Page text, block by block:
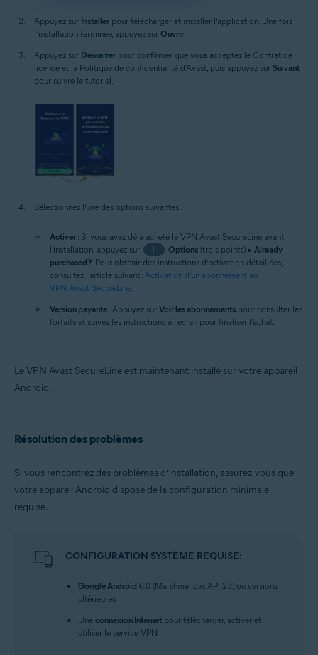
Appuyez sur Installer pour télécharger et installer l’application. Une fois
l’installation terminée, appuyez sur Ouvrir.
Appuyez sur Démarrer pour confirmer que vous acceptez le Contrat de
licence et la Politique de confidentialité d'Avast, puis appuyez sur Suivant
pour suivre le tutoriel.
Sélectionnez l’une des options suivantes :
Activer : Si vous avez déjà acheté le VPN Avast SecureLine avant
l'installation, appuyez sur
⋮ Options(trois points) ▸ Already
purchased? . Pour obtenir des instructions d’activation détaillées,
consultez l’article suivant : Activation d’un abonnement au
VPN Avast SecureLine
Version payante : Appuyez sur Voir les abonnements pour consulter les
forfaits et suivez les instructions à l’écran pour finaliser l’achat.
Le VPN Avast SecureLine est maintenant installé sur votre appareil
Android.
Résolution des problèmes
Si vous rencontrez des problèmes d’installation, assurez-vous que
votre appareil Android dispose de la configuration minimale
requise.
CONFIGURATION SYSTÈME REQUISE:
Google Android 6.0 (Marshmallow, API 23) ou versions
ultérieures
Une connexion Internet pour télécharger, activer et
utiliser le service VPN